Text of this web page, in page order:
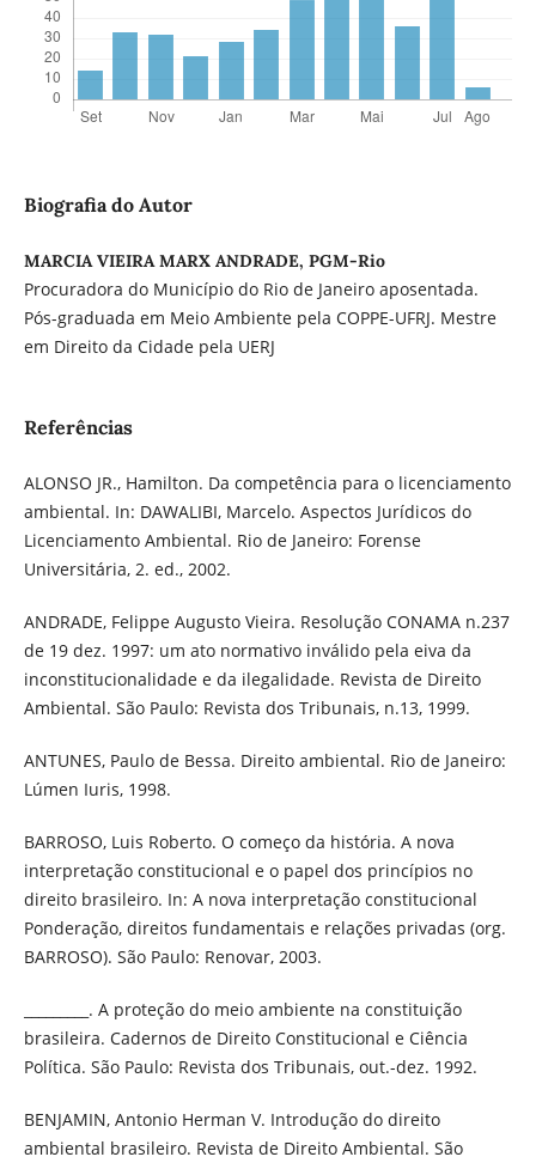
Biografia do Autor
MARCIA VIEIRA MARX ANDRADE, PGM-Rio
Procuradora do Município do Rio de Janeiro aposentada.
Pós-graduada em Meio Ambiente pela COPPE-UFRJ. Mestre
em Direito da Cidade pela UERJ
Referências
ALONSO JR., Hamilton. Da competência para o licenciamento
ambiental. In: DAWALIBI, Marcelo. Aspectos Jurídicos do
Licenciamento Ambiental. Rio de Janeiro: Forense
Universitária, 2. ed., 2002.
ANDRADE, Felippe Augusto Vieira. Resolução CONAMA n.237
de 19 dez. 1997: um ato normativo inválido pela eiva da
inconstitucionalidade e da ilegalidade. Revista de Direito
Ambiental. São Paulo: Revista dos Tribunais, n.13, 1999.
ANTUNES, Paulo de Bessa. Direito ambiental. Rio de Janeiro:
Lúmen Iuris, 1998.
BARROSO, Luis Roberto. O começo da história. A nova
interpretação constitucional e o papel dos princípios no
direito brasileiro. In: A nova interpretação constitucional
Ponderação, direitos fundamentais e relações privadas (org.
BARROSO). São Paulo: Renovar, 2003.
_________. A proteção do meio ambiente na constituição
brasileira. Cadernos de Direito Constitucional e Ciência
Política. São Paulo: Revista dos Tribunais, out.-dez. 1992.
BENJAMIN, Antonio Herman V. Introdução do direito
ambiental brasileiro. Revista de Direito Ambiental. São